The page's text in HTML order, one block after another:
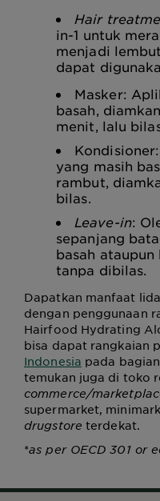
Hair
in-1 untuk
menjadi
dapat
Masker:
basah,
menit, lalu
yang masih
rambut,
bilas.
Leave-in:
sepanjang
basah
tanpa dibilas.
Dapatkan manfaat
dengan penggunaan
Hairfood Hydrating
bisa dapat rangkaian
Indonesia pada
temukan juga di toko
commerce/
supermarket,
drugstore terdekat.
*as per OECD 301 or